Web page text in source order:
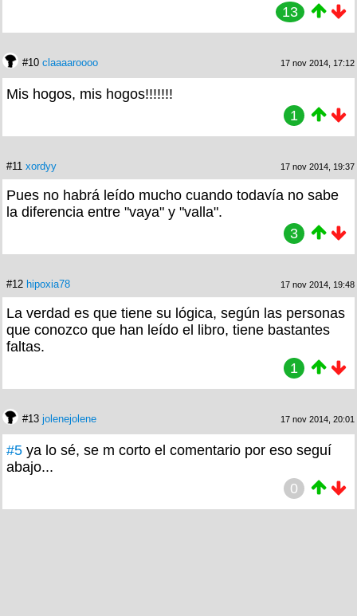
13
#10 claaaaroooo 17 nov 2014, 17:12
Mis hogos, mis hogos!!!!!!!
1
#11 xordyy 17 nov 2014, 19:37
Pues no habrá leído mucho cuando todavía no sabe
la diferencia entre "vaya" y "valla".
3
#12 hipoxia78 17 nov 2014, 19:48
La verdad es que tiene su lógica, según las personas
que conozco que han leído el libro, tiene bastantes
faltas.
1
#13 jolenejolene 17 nov 2014, 20:01
#5 ya lo sé, se m corto el comentario por eso seguí
abajo...
0